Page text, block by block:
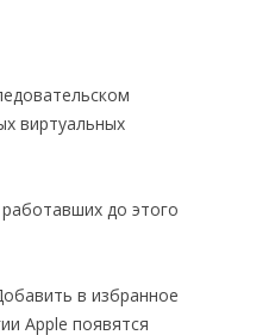
виртуальных
до этого
в избранное
Apple появятся